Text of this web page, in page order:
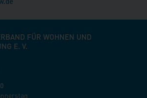
FÜR WOHNEN UND
E. V.